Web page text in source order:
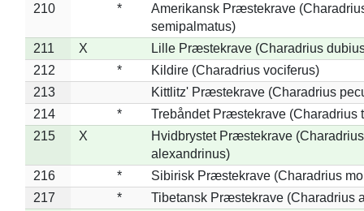
210
*
Amerikansk Præstekrave
semipalmatus)
211
X
Lille Præstekrave (Charadrius
212
*
Kildire (Charadrius vociferus)
213
Kittlitz' Præstekrave (Charadrius
214
*
Trebåndet Præstekrave (Charadrius
215
X
Hvidbrystet Præstekrave (Charadrius
alexandrinus)
216
*
Sibirisk Præstekrave (Charadrius
217
*
Tibetansk Præstekrave (Charadrius